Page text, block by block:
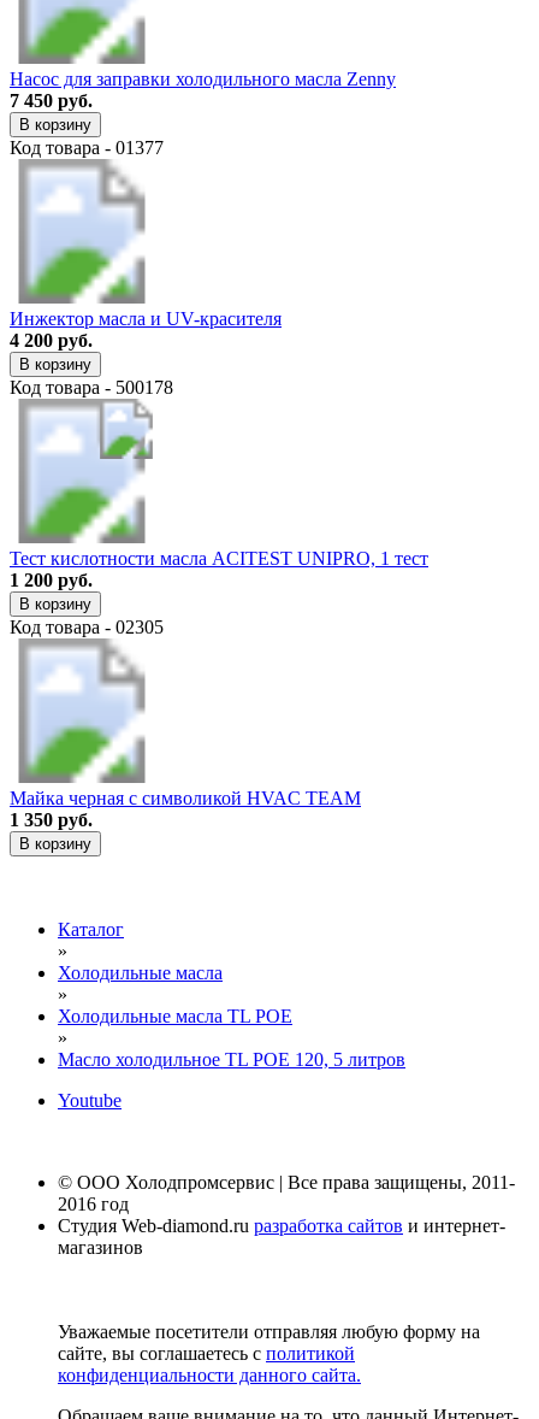
Насос для заправки холодильного масла Zenny
7 450 руб.
В корзину
Код товара - 01377
Инжектор масла и UV-красителя
4 200 руб.
В корзину
Код товара - 500178
Тест кислотности масла ACITEST UNIPRO, 1 тест
1 200 руб.
В корзину
Код товара - 02305
Майка черная с символикой HVAC TEAM
1 350 руб.
В корзину
Каталог
»
Холодильные масла
»
Холодильные масла TL POE
»
Масло холодильное TL POE 120, 5 литров
Youtube
© ООО Холодпромсервис | Все права защищены, 2011-
2016 год
Студия Web-diamond.ru разработка сайтов и интернет-
магазинов
Уважаемые посетители отправляя любую форму на
сайте, вы соглашаетесь с политикой
конфиденциальности данного сайта.